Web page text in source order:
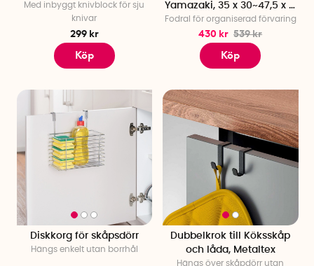
Med inbyggt knivblock för sju
knivar
299 kr
Köp
Yamazaki, 35 x 30~47,5 x H
5,5 cm
Fodral för organiserad förvaring
430 kr 539 kr
Köp
Diskkorg för skåpsdörr
Hängs enkelt utan borrhål
Dubbelkrok till Köksskåp
och låda, Metaltex
Hängs över skåpdörr utan